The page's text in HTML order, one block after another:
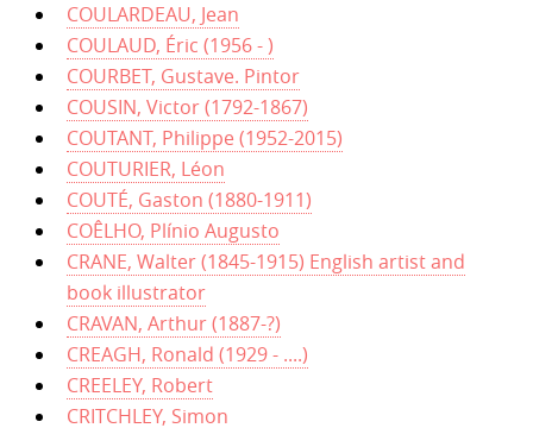
COULARDEAU, Jean
COULAUD, Éric (1956 - )
COURBET, Gustave. Pintor
COUSIN, Victor (1792-1867)
COUTANT, Philippe (1952-2015)
COUTURIER, Léon
COUTÉ, Gaston (1880-1911)
COÊLHO, Plínio Augusto
CRANE, Walter (1845-1915) English artist and
book illustrator
CRAVAN, Arthur (1887-?)
CREAGH, Ronald (1929 - ....)
CREELEY, Robert
CRITCHLEY, Simon